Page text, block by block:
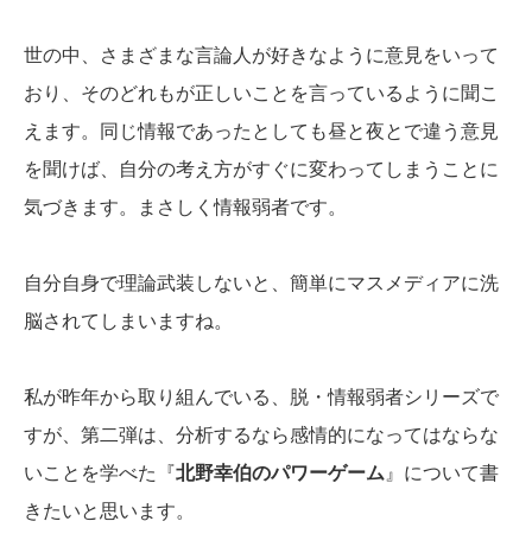
世の中、さまざまな言論人が好きなように意見をいって
おり、そのどれもが正しいことを言っているように聞こ
えます。同じ情報であったとしても昼と夜とで違う意見
を聞けば、自分の考え方がすぐに変わってしまうことに
気づきます。まさしく情報弱者です。
自分自身で理論武装しないと、簡単にマスメディアに洗
脳されてしまいますね。
私が昨年から取り組んでいる、脱・情報弱者シリーズで
すが、第二弾は、分析するなら感情的になってはならな
いことを学べた『北野幸伯のパワーゲーム 』について書
きたいと思います。